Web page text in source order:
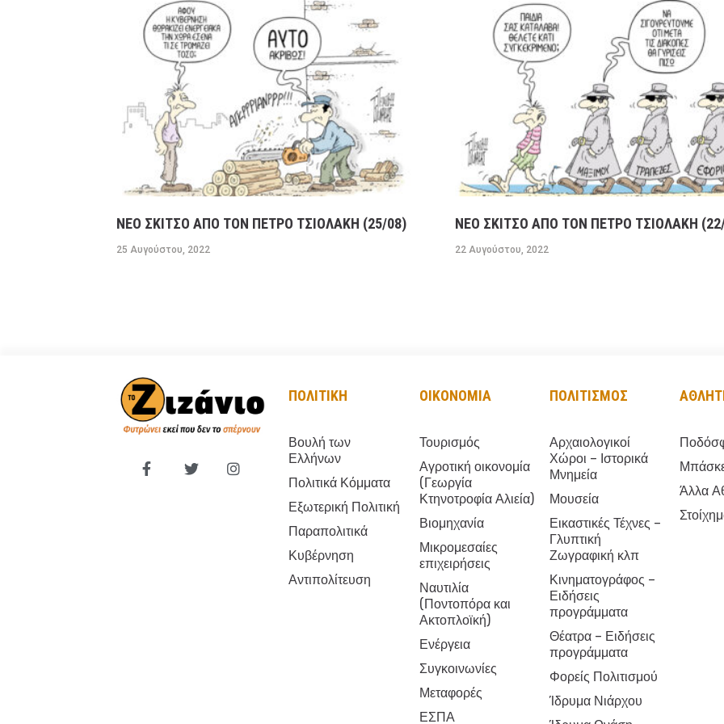
ΝΕΟ ΣΚΙΤΣΟ ΑΠΟ ΤΟΝ ΠΕΤΡΟ ΤΣΙΟΛΑΚΗ (25/08)
25 Αυγούστου, 2022
ΝΕΟ ΣΚΙΤΣΟ ΑΠΟ ΤΟΝ ΠΕΤΡΟ ΤΣΙΟΛΑΚΗ
22 Αυγούστου, 2022
ΠΟΛΙΤΙΚΗ
Βουλή των
Ελλήνων
Πολιτικά Κόμματα
Εξωτερική Πολιτική
Παραπολιτικά
Κυβέρνηση
Αντιπολίτευση
ΟΙΚΟΝΟΜΙΑ
Τουρισμός
Αγροτική οικονομία
(Γεωργία
Κτηνοτροφία Αλιεία)
Βιομηχανία
Μικρομεσαίες
επιχειρήσεις
Ναυτιλία
(Ποντοπόρα και
Ακτοπλοϊκή)
Ενέργεια
Συγκοινωνίες
Μεταφορές
ΕΣΠΑ
ΠΟΛΙΤΙΣΜΟΣ
Αρχαιολογικοί
Χώροι – Ιστορικά
Μνημεία
Μουσεία
Εικαστικές Τέχνες –
Γλυπτική
Ζωγραφική κλπ
Κινηματογράφος –
Ειδήσεις
προγράμματα
Θέατρα – Ειδήσεις
προγράμματα
Φορείς Πολιτισμού
Ίδρυμα Νιάρχου
Άλλα